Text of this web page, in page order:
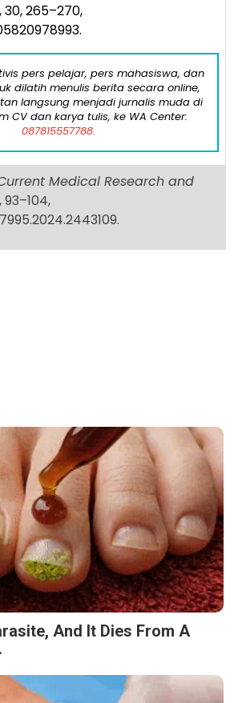
et. al.;Proceedings of Singapore
pers pelajar, pers mahasiswa, dan
dilatih menulis berita secara online,
langsung menjadi jurnalis muda di
CV dan karya tulis, ke WA Center:
087815557788.
Medical Research and
And It Dies From A